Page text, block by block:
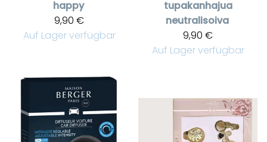
happy
9,90 €
Auf Lager verfügbar
tupakanhajua
neutralisoiva
9,90 €
Auf Lager verfügbar